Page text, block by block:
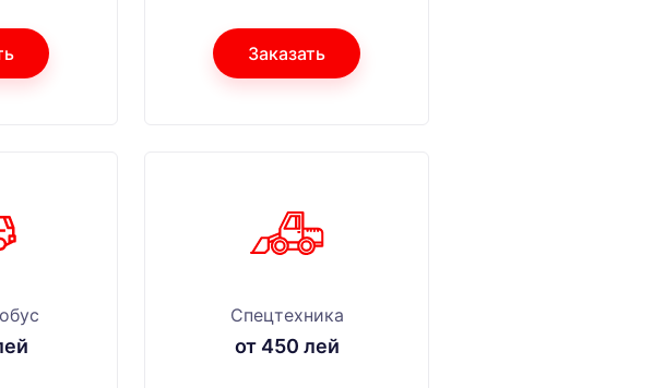
Заказать
Спецтехника
от 450 лей